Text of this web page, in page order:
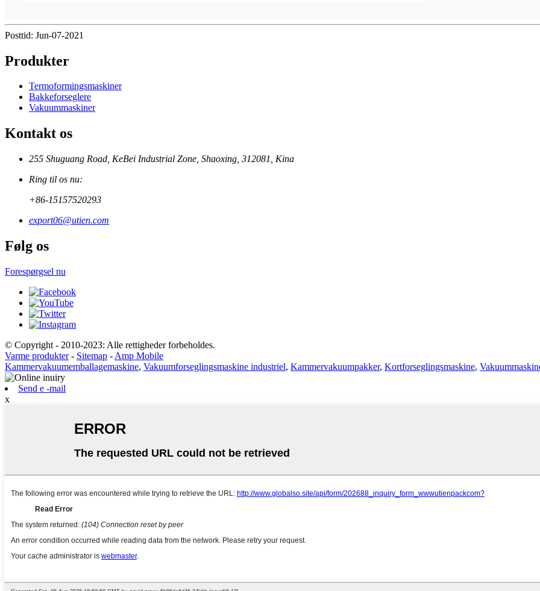
Posttid: Jun-07-2021
Produkter
Termoformingsmaskiner
Bakkeforseglere
Vakuummaskiner
Kontakt os
255 Shuguang Road, KeBei Industrial Zone, Shaoxing, 312081, Kina
Ring til os nu:
+86-15157520293
export06@utien.com
Følg os
Forespørgsel nu
© Copyright - 2010-2023: Alle rettigheder forbeholdes.
Varme produkter- Sitemap - Amp Mobile
Kammervakuumemballagemaskine, Vakuumforseglingsmaskine industriel, Kammervakuumpakker, Kortforseglingsmaskine,
Send e -mail
x